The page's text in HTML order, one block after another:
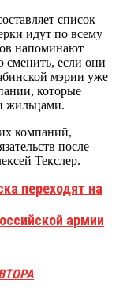
список
идут по всему
напоминают
если они
мэрии уже
которые
жильцами.
компаний,
после
Текслер.
переходят на
армии